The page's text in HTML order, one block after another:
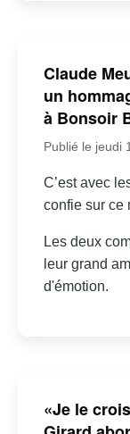
Claude
un
à Bonsoir
Publié le jeudi
C’est avec
confie sur ce
Les deux
leur grand
d'émotion.
«Je le